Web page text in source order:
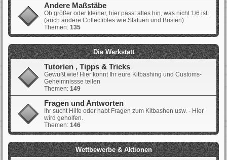
Andere Maßstäbe
Ob größer oder kleiner, hier passt alles hin, was nicht 1/6 ist.
(auch andere Collectibles wie Statuen und Büsten)
Themen: 135
Die Werkstatt
Tutorien , Tipps & Tricks
Gewußt wie! Hier könnt Ihr eure Kitbashing und Customs-
Geheimnissse teilen
Themen: 149
Fragen und Antworten
Ihr sucht Hilfe oder habt Fragen zum Kitbashen usw. - Hier
wird geholfen.
Themen: 146
Wettbewerbe & Aktionen